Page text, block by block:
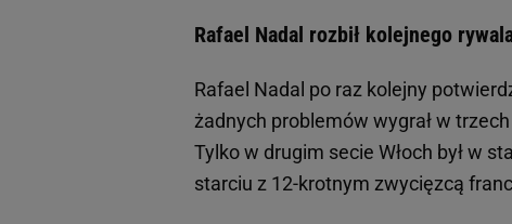
Rafael Nadal rozbił kolejnego
Rafael Nadal po raz kolejny
żadnych problemów wygrał w
Tylko w drugim secie Włoch był w
starciu z 12-krotnym zwycięzcą